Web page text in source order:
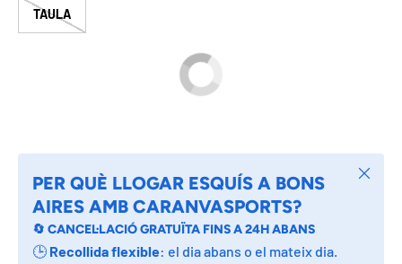
TAULA
PER QUÈ LLOGAR ESQUÍS A BONS
AIRES AMB CARANVASPORTS?
🔄 CANCEL·LACIÓ GRATUÏTA FINS A 24H ABANS
🕒 Recollida flexible: el dia abans o el mateix dia.
Tancar